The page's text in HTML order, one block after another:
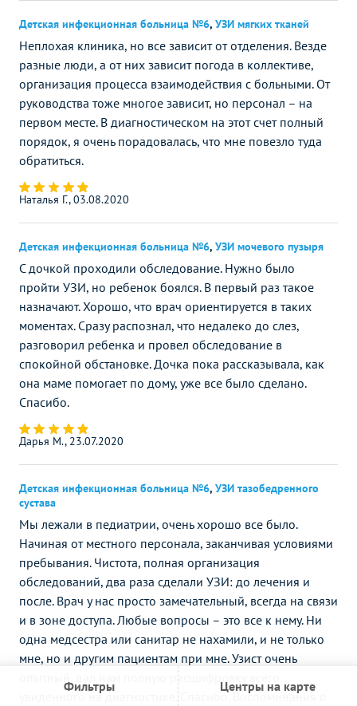
Фильтры Центры на карте
Детская инфекционная больница №6, УЗИ мягких тканей
Неплохая клиника, но все зависит от отделения. Везде
разные люди, а от них зависит погода в коллективе,
организация процесса взаимодействия с больными. От
руководства тоже многое зависит, но персонал – на
первом месте. В диагностическом на этот счет полный
порядок, я очень порадовалась, что мне повезло туда
обратиться.
Наталья Г., 03.08.2020
Детская инфекционная больница №6, УЗИ мочевого пузыря
С дочкой проходили обследование. Нужно было
пройти УЗИ, но ребенок боялся. В первый раз такое
назначают. Хорошо, что врач ориентируется в таких
моментах. Сразу распознал, что недалеко до слез,
разговорил ребенка и провел обследование в
спокойной обстановке. Дочка пока рассказывала, как
она маме помогает по дому, уже все было сделано.
Спасибо.
Дарья М., 23.07.2020
Детская инфекционная больница №6, УЗИ тазобедренного
сустава
Мы лежали в педиатрии, очень хорошо все было.
Начиная от местного персонала, заканчивая условиями
пребывания. Чистота, полная организация
обследований, два раза сделали УЗИ: до лечения и
после. Врач у нас просто замечательный, всегда на связи
и в зоне доступа. Любые вопросы – это все к нему. Ни
одна медсестра или санитар не нахамили, и не только
мне, но и другим пациентам при мне. Узист очень
опытный, дал нам полную расшифровку всего
увиденного на диагностике. Спасибо. Воспоминания о